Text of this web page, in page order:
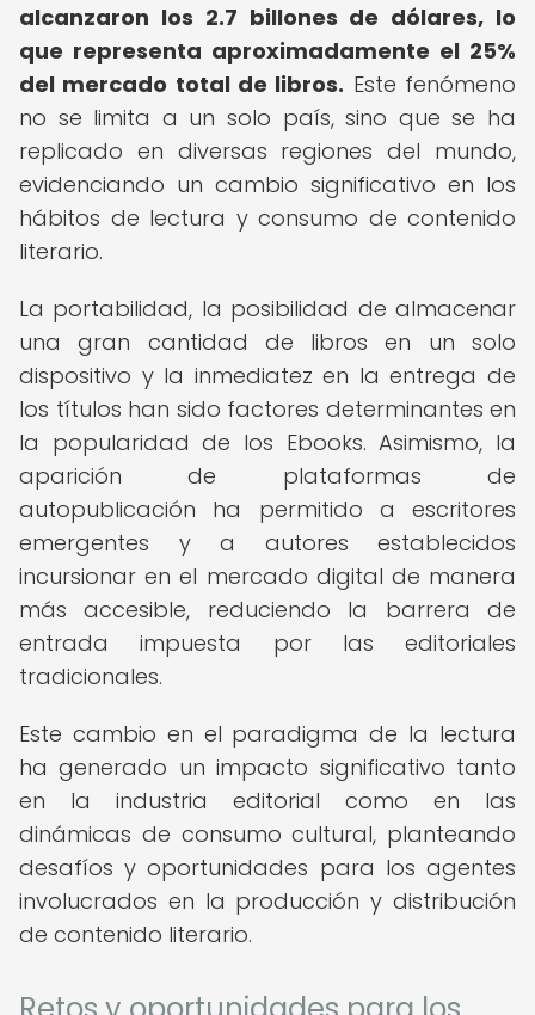
alcanzaron los 2.7 billones de dólares, lo
que representa aproximadamente el 25%
del mercado total de libros. Este fenómeno
no se limita a un solo país, sino que se ha
replicado en diversas regiones del mundo,
evidenciando un cambio significativo en los
hábitos de lectura y consumo de contenido
literario.
La portabilidad, la posibilidad de almacenar
una gran cantidad de libros en un solo
dispositivo y la inmediatez en la entrega de
los títulos han sido factores determinantes en
la popularidad de los Ebooks. Asimismo, la
aparición de plataformas de
autopublicación ha permitido a escritores
emergentes y a autores establecidos
incursionar en el mercado digital de manera
más accesible, reduciendo la barrera de
entrada impuesta por las editoriales
tradicionales.
Este cambio en el paradigma de la lectura
ha generado un impacto significativo tanto
en la industria editorial como en las
dinámicas de consumo cultural, planteando
desafíos y oportunidades para los agentes
involucrados en la producción y distribución
de contenido literario.